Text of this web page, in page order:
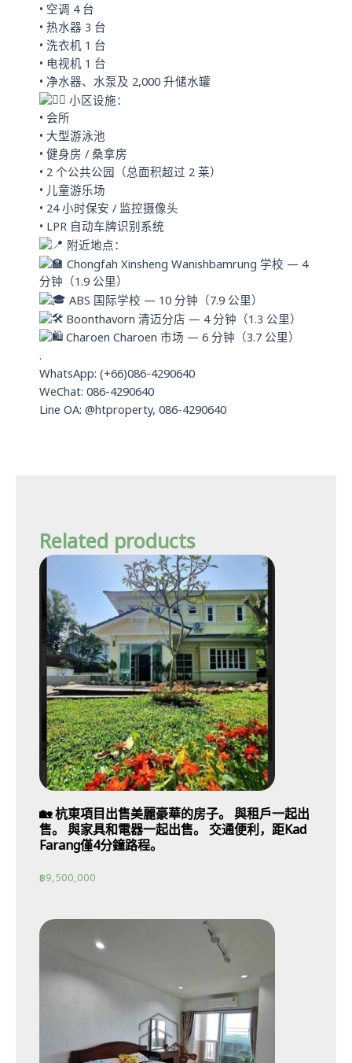
• 空调 4 台
• 热水器 3 台
• 洗衣机 1 台
• 电视机 1 台
• 净水器、水泵及 2,000 升储水罐
小区设施：
• 会所
• 大型游泳池
• 健身房 / 桑拿房
• 2 个公共公园（总面积超过 2 莱）
• 儿童游乐场
• 24 小时保安 / 监控摄像头
• LPR 自动车牌识别系统
附近地点：
Chongfah Xinsheng Wanishbamrung 学校 — 4
分钟（1.9 公里）
ABS 国际学校 — 10 分钟（7.9 公里）
Boonthavorn 清迈分店 — 4 分钟（1.3 公里）
Charoen Charoen 市场 — 6 分钟（3.7 公里）
.
WhatsApp: (+66)086-4290640
WeChat: 086-4290640
Line OA: @htproperty, 086-4290640
Related products
🏡 杭東項目出售美麗豪華的房子。 與租戶一起出
售。 與家具和電器一起出售。 交通便利，距Kad
Farang僅4分鐘路程。
฿9,500,000